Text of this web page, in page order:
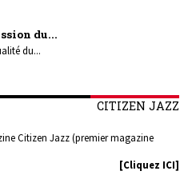
du...
du...
CITIZEN JAZZ
Citizen Jazz (premier magazine
[Cliquez ICI]